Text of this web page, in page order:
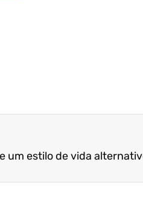
um estilo de vida